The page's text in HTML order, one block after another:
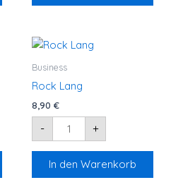
Business
Rock Lang
8,90 €
-
Rock
Lang
+
In den Warenkorb